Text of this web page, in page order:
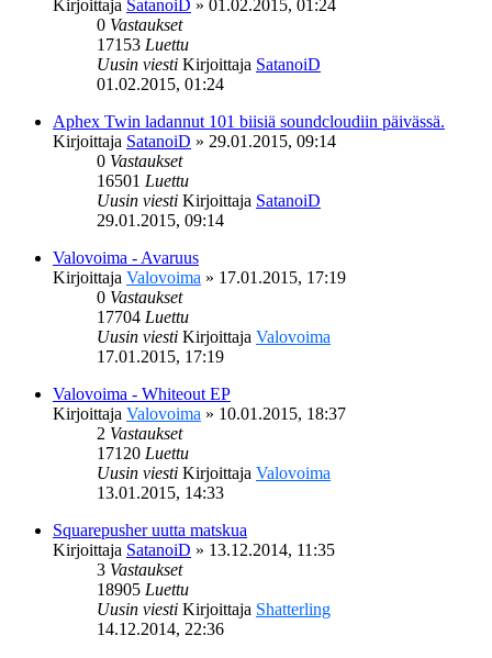
Kirjoittaja SatanoiD » 01.02.2015, 01:24
0 Vastaukset
17153 Luettu
Uusin viesti Kirjoittaja SatanoiD
01.02.2015, 01:24
Aphex Twin ladannut 101 biisiä soundcloudiin päivässä.
Kirjoittaja SatanoiD » 29.01.2015, 09:14
0 Vastaukset
16501 Luettu
Uusin viesti Kirjoittaja SatanoiD
29.01.2015, 09:14
Valovoima - Avaruus
Kirjoittaja Valovoima » 17.01.2015, 17:19
0 Vastaukset
17704 Luettu
Uusin viesti Kirjoittaja Valovoima
17.01.2015, 17:19
Valovoima - Whiteout EP
Kirjoittaja Valovoima » 10.01.2015, 18:37
2 Vastaukset
17120 Luettu
Uusin viesti Kirjoittaja Valovoima
13.01.2015, 14:33
Squarepusher uutta matskua
Kirjoittaja SatanoiD » 13.12.2014, 11:35
3 Vastaukset
18905 Luettu
Uusin viesti Kirjoittaja Shatterling
14.12.2014, 22:36